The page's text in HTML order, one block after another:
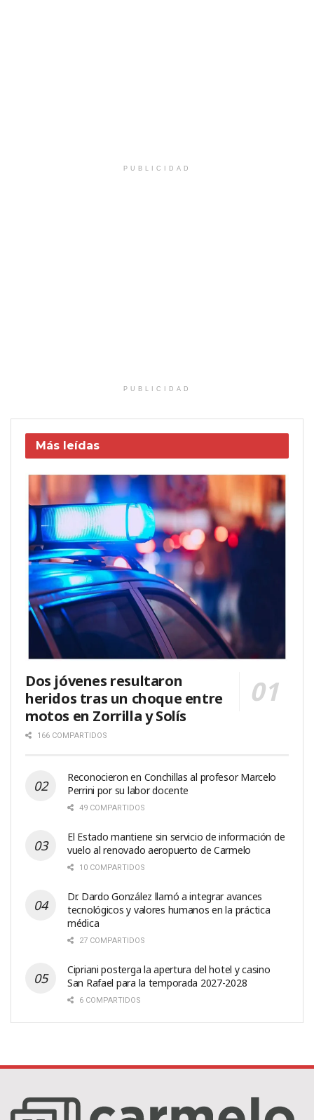
PUBLICIDAD
PUBLICIDAD
Más leídas
Dos jóvenes resultaron
heridos tras un choque entre
motos en Zorrilla y Solís
166 COMPARTIDOS
Reconocieron en Conchillas al profesor Marcelo
Perrini por su labor docente
49 COMPARTIDOS
El Estado mantiene sin servicio de información de
vuelo al renovado aeropuerto de Carmelo
10 COMPARTIDOS
Dr. Dardo González llamó a integrar avances
tecnológicos y valores humanos en la práctica
médica
27 COMPARTIDOS
Cipriani posterga la apertura del hotel y casino
San Rafael para la temporada 2027-2028
6 COMPARTIDOS